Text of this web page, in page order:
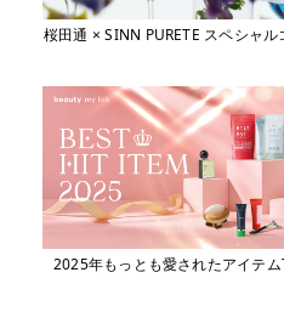
桜田通 × SINN PURETE スペシャ
2025年もっとも愛されたアイテ